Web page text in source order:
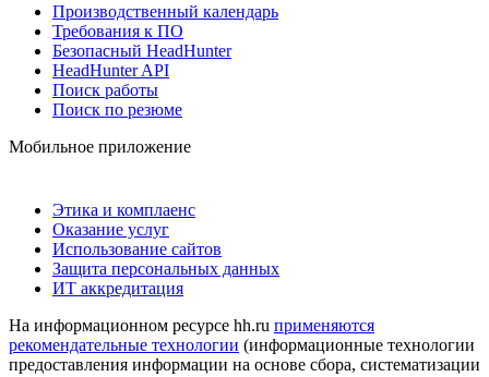
Производственный календарь
Требования к ПО
Безопасный HeadHunter
HeadHunter API
Поиск работы
Поиск по резюме
Мобильное приложение
Этика и комплаенс
Оказание услуг
Использование сайтов
Защита персональных данных
ИТ аккредитация
На информационном ресурсе hh.ru применяются
рекомендательные технологии (информационные технологии
предоставления информации на основе сбора, систематизации